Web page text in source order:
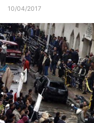
10/04/2017